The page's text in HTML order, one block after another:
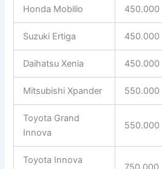
Honda Mobilio 450.000
Suzuki Ertiga 450.000
Daihatsu Xenia 450.000
Mitsubishi Xpander 550.000
Toyota Grand
Innova
550.000
Toyota Innova